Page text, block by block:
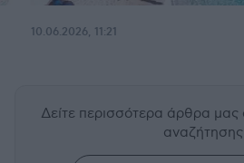
10.06.2026, 11:21
Δείτε περισσότερα άρθρα μας
αναζήτησης